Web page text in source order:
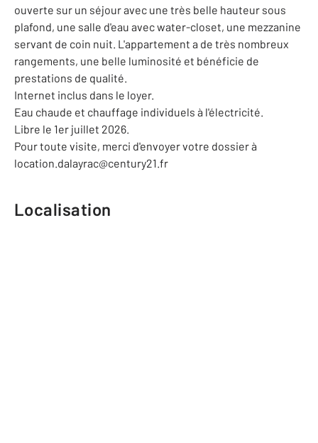
ouverte sur un séjour avec une très belle hauteur sous
plafond, une salle d'eau avec water-closet, une mezzanine
servant de coin nuit. L'appartement a de très nombreux
rangements, une belle luminosité et bénéficie de
prestations de qualité.
Internet inclus dans le loyer.
Eau chaude et chauffage individuels à l'électricité.
Libre le 1er juillet 2026.
Pour toute visite, merci d'envoyer votre dossier à
location.dalayrac@century21.fr
Localisation